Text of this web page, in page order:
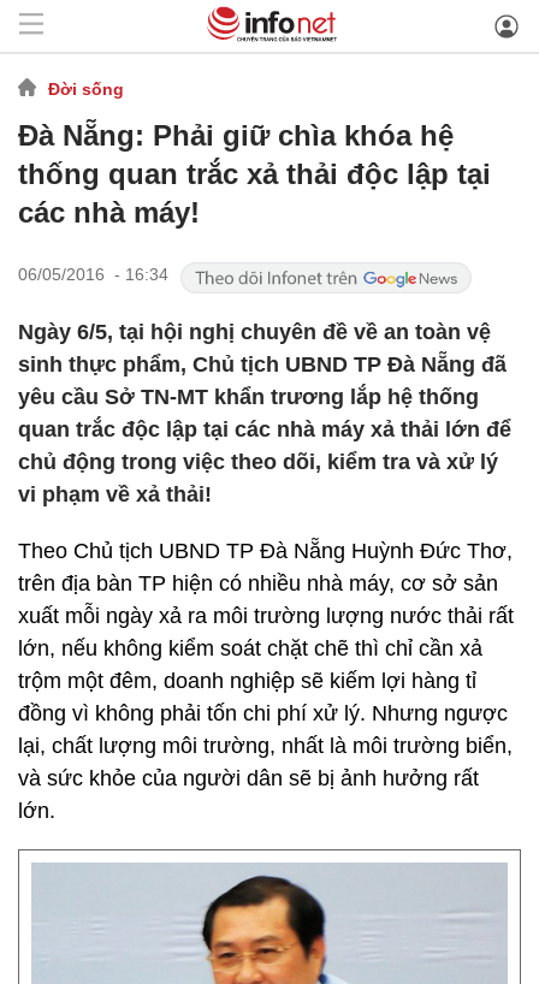
Đời sống
Đà Nẵng: Phải giữ chìa khóa hệ
thống quan trắc xả thải độc lập tại
các nhà máy!
06/05/2016 - 16:34
Ngày 6/5, tại hội nghị chuyên đề về an toàn vệ
sinh thực phẩm, Chủ tịch UBND TP Đà Nẵng đã
yêu cầu Sở TN-MT khẩn trương lắp hệ thống
quan trắc độc lập tại các nhà máy xả thải lớn để
chủ động trong việc theo dõi, kiểm tra và xử lý
vi phạm về xả thải!
Theo Chủ tịch UBND TP Đà Nẵng Huỳnh Đức Thơ,
trên địa bàn TP hiện có nhiều nhà máy, cơ sở sản
xuất mỗi ngày xả ra môi trường lượng nước thải rất
lớn, nếu không kiểm soát chặt chẽ thì chỉ cần xả
trộm một đêm, doanh nghiệp sẽ kiếm lợi hàng tỉ
đồng vì không phải tốn chi phí xử lý. Nhưng ngược
lại, chất lượng môi trường, nhất là môi trường biển,
và sức khỏe của người dân sẽ bị ảnh hưởng rất
lớn.